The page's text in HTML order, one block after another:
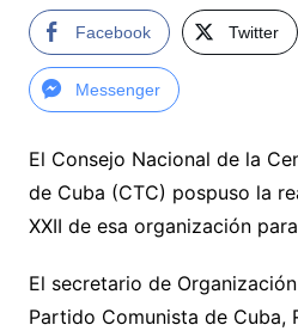
Facebook Twitter
Messenger
El Consejo Nacional de la
de Cuba (CTC) pospuso la
XXII de esa organización
El secretario de
Partido Comunista de Cuba,